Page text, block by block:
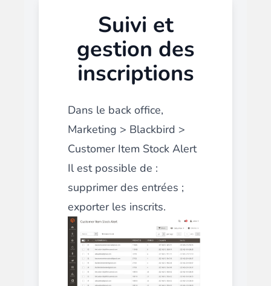
Suivi et
gestion des
inscriptions
Dans le back office,
Marketing > Blackbird >
Customer Item Stock Alert
Il est possible de :
supprimer des entrées ;
exporter les inscrits.